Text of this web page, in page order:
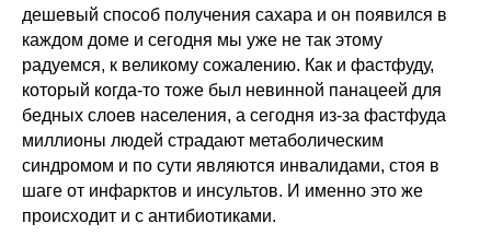
дешевый способ получения сахара и он появился в
каждом доме и сегодня мы уже не так этому
радуемся, к великому сожалению. Как и фастфуду,
который когда-то тоже был невинной панацеей для
бедных слоев населения, а сегодня из-за фастфуда
миллионы людей страдают метаболическим
синдромом и по сути являются инвалидами, стоя в
шаге от инфарктов и инсультов. И именно это же
происходит и с антибиотиками.